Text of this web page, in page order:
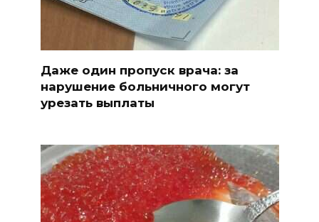
Даже один пропуск врача: за
нарушение больничного могут
урезать выплаты